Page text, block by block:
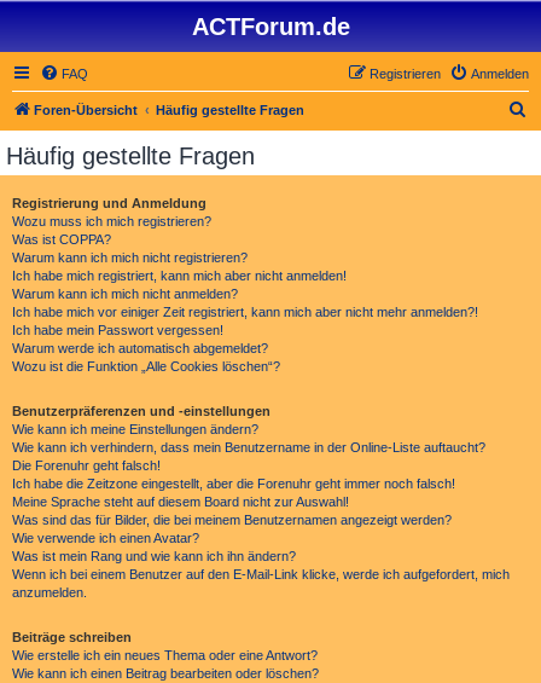
ACTForum.de
FAQ Anmelden
Registrieren
Foren-Übersicht Häufig gestellte Fragen
Häufig gestellte Fragen
Registrierung und Anmeldung
Wozu muss ich mich registrieren?
Was ist COPPA?
Warum kann ich mich nicht registrieren?
Ich habe mich registriert, kann mich aber nicht anmelden!
Warum kann ich mich nicht anmelden?
Ich habe mich vor einiger Zeit registriert, kann mich aber nicht mehr anmelden?!
Ich habe mein Passwort vergessen!
Warum werde ich automatisch abgemeldet?
Wozu ist die Funktion „Alle Cookies löschen“?
Benutzerpräferenzen und -einstellungen
Wie kann ich meine Einstellungen ändern?
Wie kann ich verhindern, dass mein Benutzername in der Online-Liste auftaucht?
Die Forenuhr geht falsch!
Ich habe die Zeitzone eingestellt, aber die Forenuhr geht immer noch falsch!
Meine Sprache steht auf diesem Board nicht zur Auswahl!
Was sind das für Bilder, die bei meinem Benutzernamen angezeigt werden?
Wie verwende ich einen Avatar?
Was ist mein Rang und wie kann ich ihn ändern?
Wenn ich bei einem Benutzer auf den E-Mail-Link klicke, werde ich aufgefordert, mich
anzumelden.
Beiträge schreiben
Wie erstelle ich ein neues Thema oder eine Antwort?
Wie kann ich einen Beitrag bearbeiten oder löschen?